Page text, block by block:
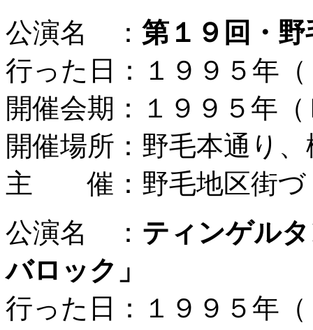
公演名 ： 第１９回・
行った日：１９９５年
開催会期：１９９５年
開催場所：野毛本通り
主 催：野毛地区街づ
公演名 ： ティンゲル
バロック」
行った日：１９９５年